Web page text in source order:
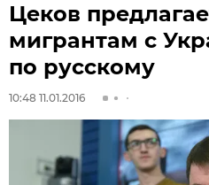
Цеков
мигрантам c
по русскому
10:48 11.01.2016